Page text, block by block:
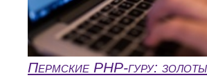
Пермские PHP-гуру: